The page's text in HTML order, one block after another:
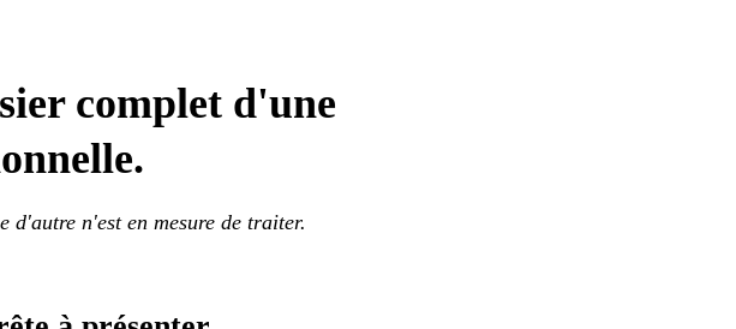
complet d'une
d'autre n'est en mesure de traiter.